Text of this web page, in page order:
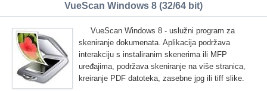
VueScan Windows 8 (32/64 bit)
VueScan Windows 8 - uslužni program za
skeniranje dokumenata. Aplikacija podržava
interakciju s instaliranim skenerima ili MFP
uređajima, podržava skeniranje na više stranica,
kreiranje PDF datoteka, zasebne jpg ili tiff slike.